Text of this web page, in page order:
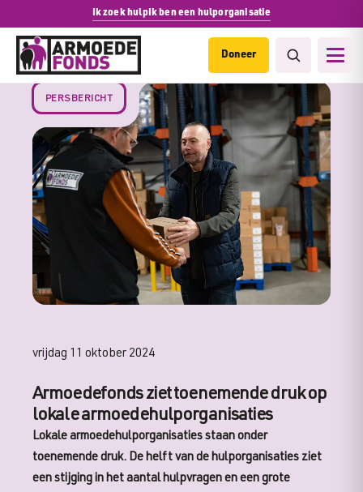
Ik zoek hulpIk ben een hulporganisatie
Doneer
PERSBERICHT
vrijdag 11 oktober 2024
Armoedefonds ziet toenemende druk op
lokale armoedehulporganisaties
Lokale armoedehulporganisaties staan onder
toenemende druk. De helft van de hulporganisaties ziet
een stijging in het aantal hulpvragen en een grote